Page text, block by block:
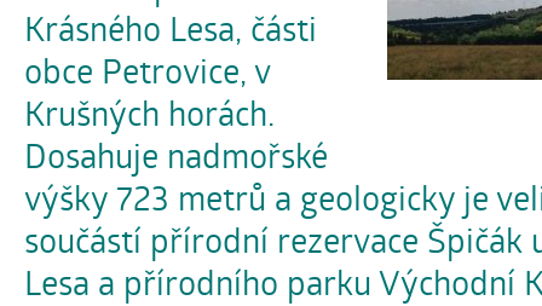
Krásného Lesa, části
obce Petrovice, v
Krušných horách.
Dosahuje nadmořské
výšky 723 metrů a geologicky je
součástí přírodní rezervace Špičák
Lesa a přírodního parku Východní